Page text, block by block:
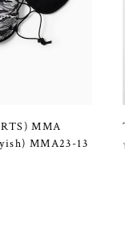
MMA
MMA23-13